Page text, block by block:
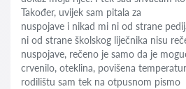
Također, uvijek sam pitala za
nuspojave i nikad mi ni od strane
ni od strane školskog liječnika nisu
nuspojave, rečeno je samo da je
crvenilo, oteklina, povišena
rodilištu sam tek na otpusnom pismo